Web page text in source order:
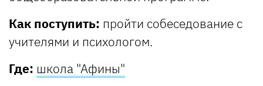
Как поступить: пройти собеседование с
учителями и психологом.
Где: школа "Афины"